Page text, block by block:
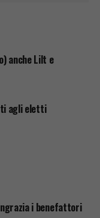
anche Lilt e
agli eletti
i benefattori